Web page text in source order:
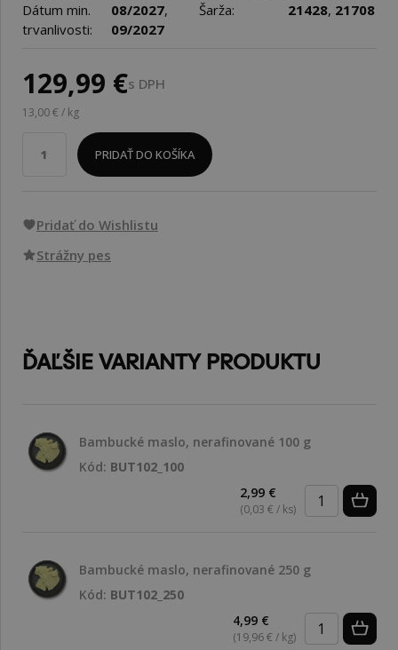
Dátum min.
trvanlivosti:
08/2027,
09/2027
Šarža: 21428, 21708
129,99 €s DPH
13,00 € / kg
PRIDAŤ DO KOŠÍKA
Pridať do Wishlistu
Strážny pes
ĎAĽŠIE VARIANTY PRODUKTU
Bambucké maslo, nerafinované 100 g
Kód: BUT102_100
2,99 €
(0,03 € / ks)
Bambucké maslo, nerafinované 250 g
Kód: BUT102_250
4,99 €
(19,96 € / kg)